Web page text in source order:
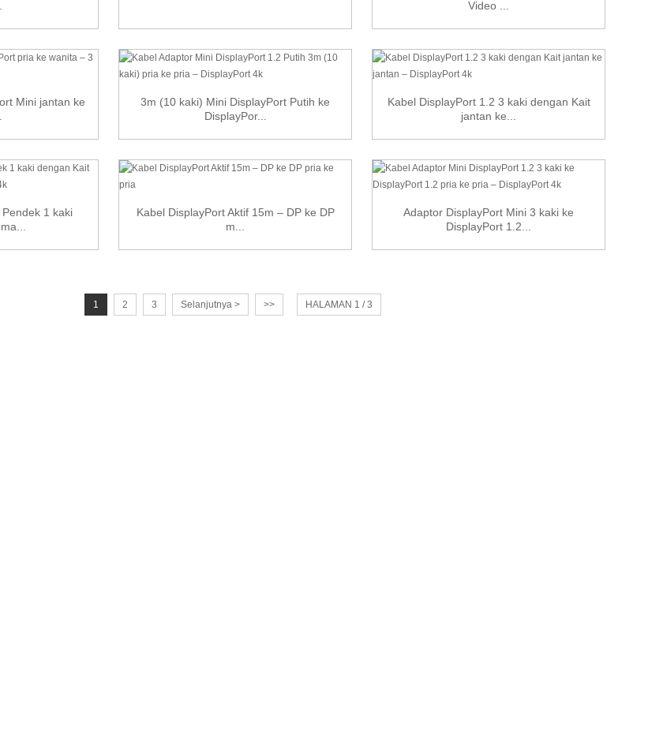
Video ...
Mini jantan ke
3m (10 kaki) Mini DisplayPort Putih ke
DisplayPor...
Kabel DisplayPort 1.2 3 kaki dengan Kait
jantan ke...
1 kaki
Kabel DisplayPort Aktif 15m – DP ke DP
m...
Adaptor DisplayPort Mini 3 kaki ke
DisplayPort 1.2...
1 2 3 Selanjutnya > >> HALAMAN 1 / 3